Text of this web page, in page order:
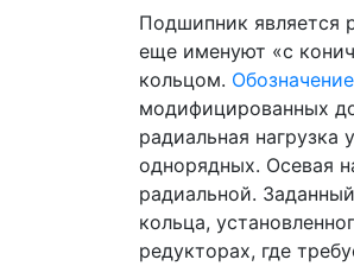
Подшипник является
еще именуют «с
кольцом.
модифицированных
радиальная
однорядных. Осевая
радиальной.
кольца,
редукторах, где